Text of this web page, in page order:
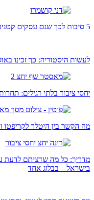
5 סיבות לכך שגם עסקים קטנים ובינוניים צריכים יחסי ציבור
לעשות היסטוריה: כך זכינו
יחסי ציבור בלתי רגילים:
מה הקשר בין היטלר לקריפטו
מדריך: כל מה שרציתם לדעת
בישראל – בבלוג אחד